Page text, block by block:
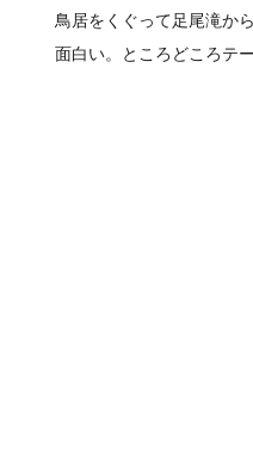
鳥居をくぐって足尾滝か
面白い。ところどころテ